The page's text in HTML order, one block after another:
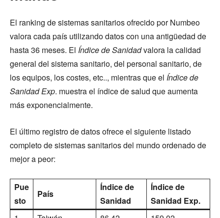
El ranking de sistemas sanitarios ofrecido por Numbeo
valora cada país utilizando datos con una antigüedad de
hasta 36 meses. El Índice de Sanidadvalora la calidad
general del sistema sanitario, del personal sanitario, de
los equipos, los costes, etc.., mientras que el Índice de
Sanidad Exp. muestra el índice de salud que aumenta
más exponencialmente.
El último registro de datos ofrece el siguiente listado
completo de sistemas sanitarios del mundo ordenado de
mejor a peor:
Pue
sto
País
Índice de
Sanidad
Índice de
Sanidad Exp.